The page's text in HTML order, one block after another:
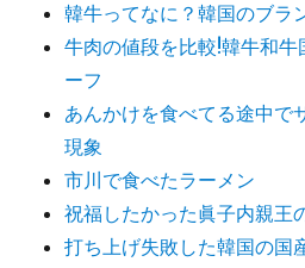
韓牛ってなに？韓国のブラ
牛肉の値段を比較!韓牛和
ーフ
あんかけを食べてる途中で
現象
市川で食べたラーメン
祝福したかった眞子内親王
打ち上げ失敗した韓国の国